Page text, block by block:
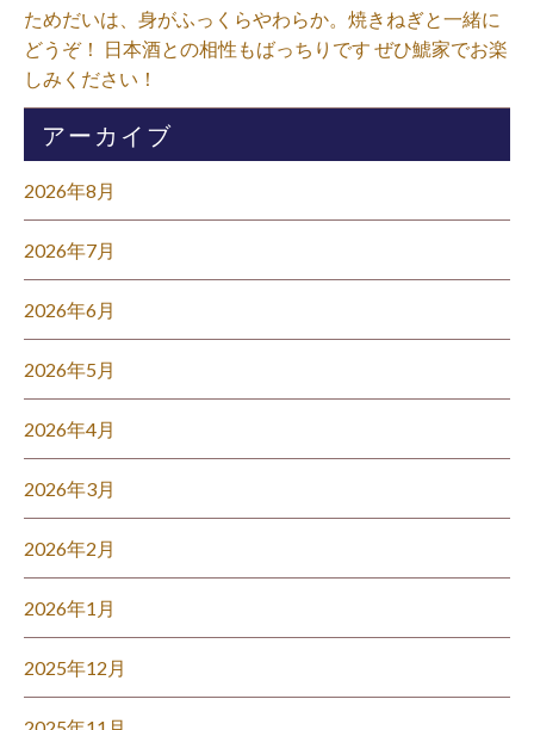
ためだいは、身がふっくらやわらか。焼きねぎと一緒に
どうぞ！ 日本酒との相性もばっちりです ぜひ鯱家でお楽
しみください！⁡
アーカイブ
2026年8月
2026年7月
2026年6月
2026年5月
2026年4月
2026年3月
2026年2月
2026年1月
2025年12月